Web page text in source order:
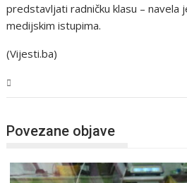
predstavljati radničku klasu – navela
medijskim istupima.
(Vijesti.ba)
Povezane objave